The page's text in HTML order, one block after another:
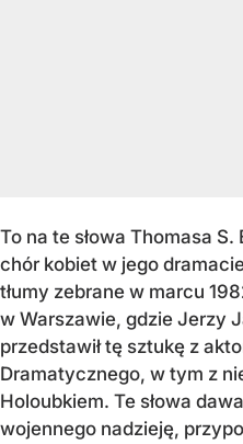
To na te słowa Thomasa
chór kobiet w jego
tłumy zebrane w marcu
w Warszawie, gdzie Jerzy
przedstawił tę sztukę z
Dramatycznego, w tym z
Holoubkiem. Te słowa
wojennego nadzieję,